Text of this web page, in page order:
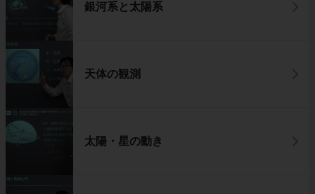
銀河系と太陽系
天体の観測
太陽・星の動き